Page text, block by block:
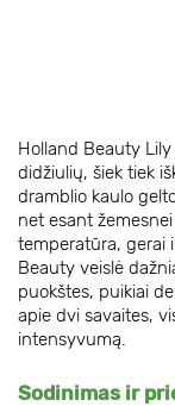
Holland Beauty
didžiulių, šiek tiek
dramblio kaulo
net esant
temperatūra, gerai
Beauty veislė
puokštes, puikiai
apie dvi savaites,
intensyvumą.
Sodinimas ir